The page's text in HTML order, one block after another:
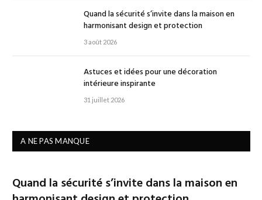
Quand la sécurité s’invite dans la maison en
harmonisant design et protection
3 août 2026
Astuces et idées pour une décoration
intérieure inspirante
31 juillet 2026
A NE PAS MANQUE
Quand la sécurité s’invite dans la maison en